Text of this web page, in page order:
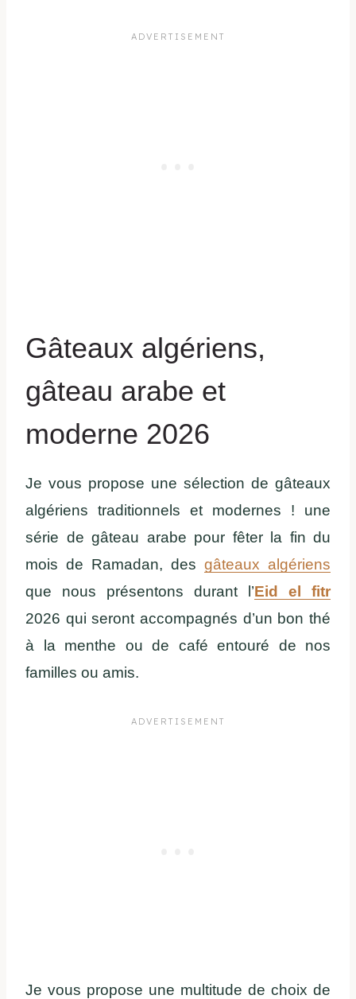
Gâteaux algériens,
gâteau arabe et
moderne 2026
Je vous propose une sélection de gâteaux
algériens traditionnels et modernes ! une
série de gâteau arabe pour fêter la fin du
mois de Ramadan, des gâteaux algériens
que nous présentons durant l’Eid el fitr
2026 qui seront accompagnés d’un bon thé
à la menthe ou de café entouré de nos
familles ou amis.
Je vous propose une multitude de choix de